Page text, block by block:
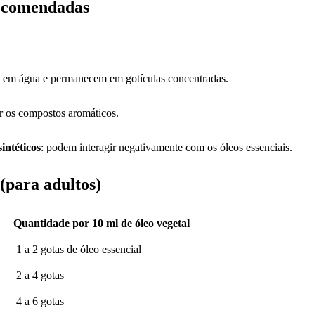
água e permanecem em gotículas concentradas.
compostos aromáticos.
: podem interagir negativamente com os óleos essenciais.
adultos)
por 10 ml de óleo vegetal
a 2 gotas de óleo essencial
a 4 gotas
a 6 gotas